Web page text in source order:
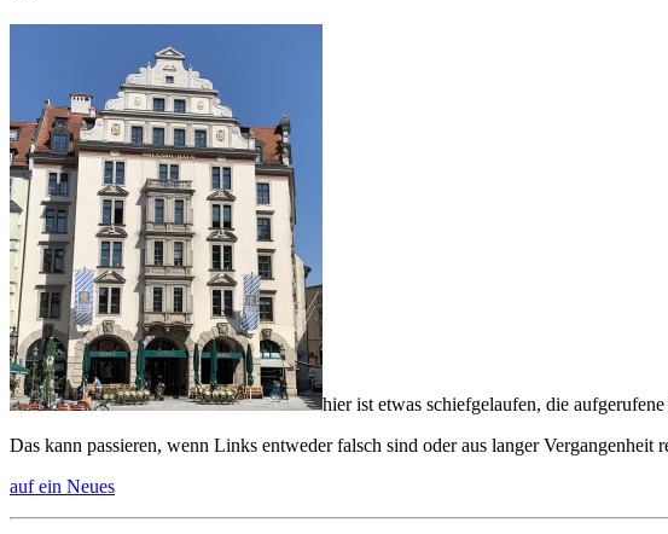
hier ist etwas schiefgelaufen, die
Das kann passieren, wenn Links entweder falsch sind oder aus langer
auf ein Neues